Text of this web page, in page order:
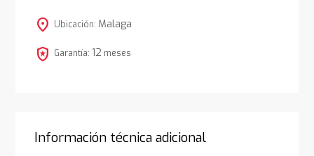
location_on Ubicación: Malaga
local_police Garantía: 12 meses
Información técnica adicional